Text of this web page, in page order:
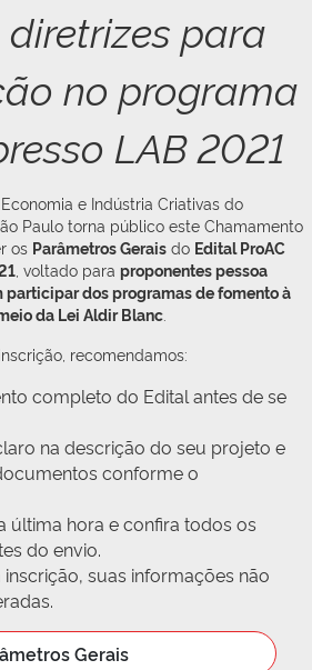
para
no programa
LAB 2021
e Indústria Criativas do
Paulo torna público este Chamamento
os Parâmetros Gerais do Edital ProAC
, voltado para proponentes pessoa
dos programas de fomento à
da Lei Aldir Blanc
recomendamos:
completo do Edital antes de se
na descrição do seu projeto e
conforme o
última hora e confira todos os
do envio.
suas informações não
Gerais